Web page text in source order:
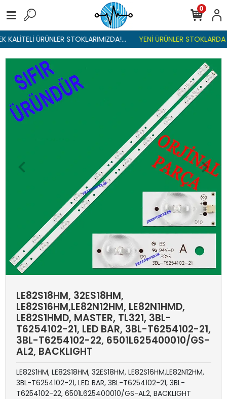
ÜRÜNLER STOKLARIMIZDA!... YENİ ÜRÜNLER STOKLARDA
0
LE82S18HM, 32ES18HM,
LE82S16HM,LE82N12HM, LE82N1HMD,
LE82S1HMD, MASTER, TL321, 3BL-
T6254102-21, LED BAR, 3BL-T6254102-21,
3BL-T6254102-22, 6501L625400010/GS-
AL2, BACKLIGHT
LE82S1HM, LE82S18HM, 32ES18HM, LE82S16HM,LE82N12HM,
3BL-T6254102-21, LED BAR, 3BL-T6254102-21, 3BL-
T6254102-22, 6501L625400010/GS-AL2, BACKLIGHT